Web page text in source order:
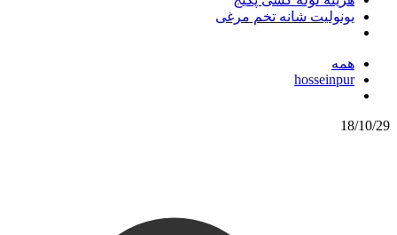
یونولیت شانه تخم مرغی
همه
hosseinpur
18/10/29